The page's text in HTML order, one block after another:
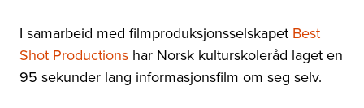
I samarbeid med filmproduksjonsselskapet Best
Shot Productions har Norsk kulturskoleråd laget en
95 sekunder lang informasjonsfilm om seg selv.